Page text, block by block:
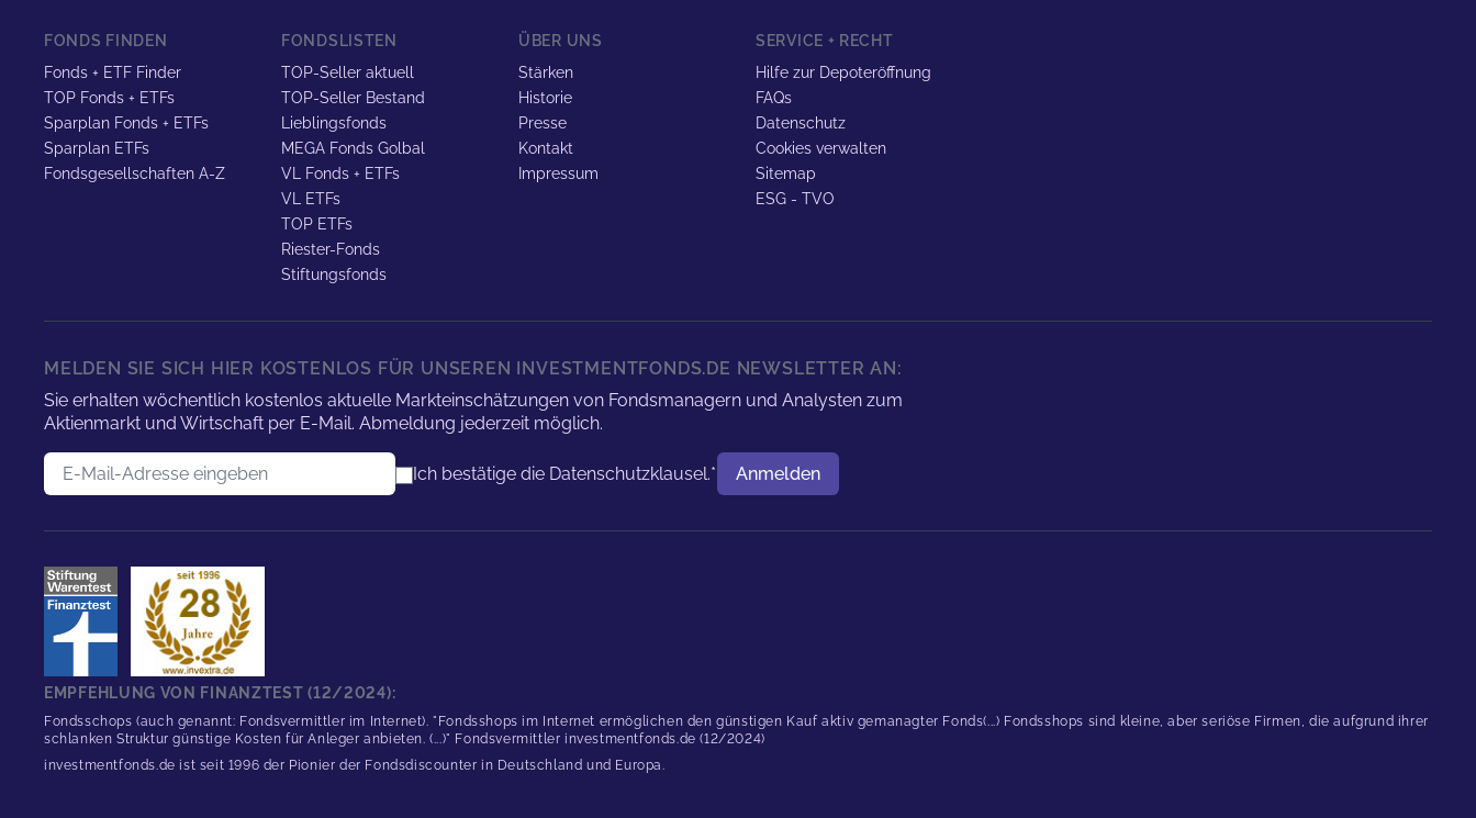
FONDS FINDEN
Fonds + ETF Finder
TOP Fonds + ETFs
Sparplan Fonds + ETFs
Sparplan ETFs
Fondsgesellschaften A-Z
FONDSLISTEN
TOP-Seller aktuell
TOP-Seller Bestand
Lieblingsfonds
MEGA Fonds Golbal
VL Fonds + ETFs
VL ETFs
TOP ETFs
Riester-Fonds
Stiftungsfonds
ÜBER UNS
Stärken
Historie
Presse
Kontakt
Impressum
SERVICE + RECHT
Hilfe zur Depoteröffnung
FAQs
Datenschutz
Cookies verwalten
Sitemap
ESG - TVO
MELDEN SIE SICH HIER KOSTENLOS FÜR UNSEREN INVESTMENTFONDS.DE NEWSLETTER AN:
Sie erhalten wöchentlich kostenlos aktuelle Markteinschätzungen von Fondsmanagern und Analysten zum
Aktienmarkt und Wirtschaft per E-Mail. Abmeldung jederzeit möglich.
E-Mail-Adresse
Ich bestätige die Datenschutzklausel.* Benutzername
Anmelden
EMPFEHLUNG VON FINANZTEST (12/2024):
Fondsschops (auch genannt: Fondsvermittler im Internet). "Fondsshops im Internet ermöglichen den günstigen Kauf aktiv gemanagter Fonds(...) Fondsshops sind kleine, aber seriöse Firmen, die aufgrund ihrer
schlanken Struktur günstige Kosten für Anleger anbieten. (...)" Fondsvermittler investmentfonds.de (12/2024)
investmentfonds.de ist seit 1996 der Pionier der Fondsdiscounter in Deutschland und Europa.